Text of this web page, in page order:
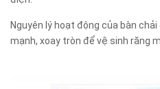
Nguyên lý hoạt động của bàn
mạnh, xoay tròn để vệ sinh răng